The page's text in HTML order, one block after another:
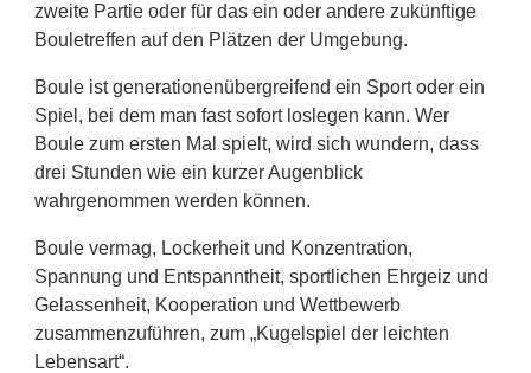
zweite Partie oder für das ein oder andere zukünftige
Bouletreffen auf den Plätzen der Umgebung.
Boule ist generationenübergreifend ein Sport oder ein
Spiel, bei dem man fast sofort loslegen kann. Wer
Boule zum ersten Mal spielt, wird sich wundern, dass
drei Stunden wie ein kurzer Augenblick
wahrgenommen werden können.
Boule vermag, Lockerheit und Konzentration,
Spannung und Entspanntheit, sportlichen Ehrgeiz und
Gelassenheit, Kooperation und Wettbewerb
zusammenzuführen, zum „Kugelspiel der leichten
Lebensart“.